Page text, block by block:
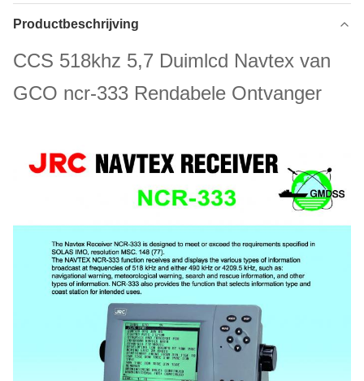
Productbeschrijving
CCS 518khz 5,7 Duimlcd Navtex van
GCO ncr-333 Rendabele Ontvanger